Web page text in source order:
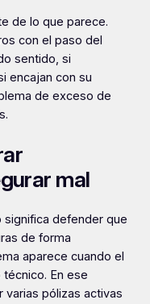
de lo que parece.
con el paso del
sentido, si
encajan con su
de exceso de
mal
significa defender que
de forma
aparece cuando el
En ese
pólizas activas